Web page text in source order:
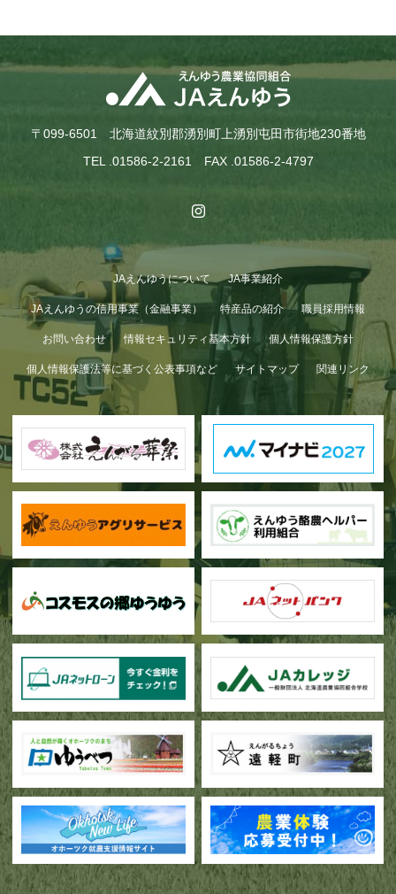
GWも終わり…
ブロッコリー播種作業が行われています
〒099-6501 北海道紋別郡湧別町上湧別屯田市街地230番地
TEL .01586-2-2161 FAX .01586-2-4797
JAえんゆうについて JA事業紹介
JAえんゆうの信用事業（金融事業） 特産品の紹介 職員採用情報
お問い合わせ 情報セキュリティ基本方針 個人情報保護方針
個人情報保護法等に基づく公表事項など サイトマップ 関連リンク